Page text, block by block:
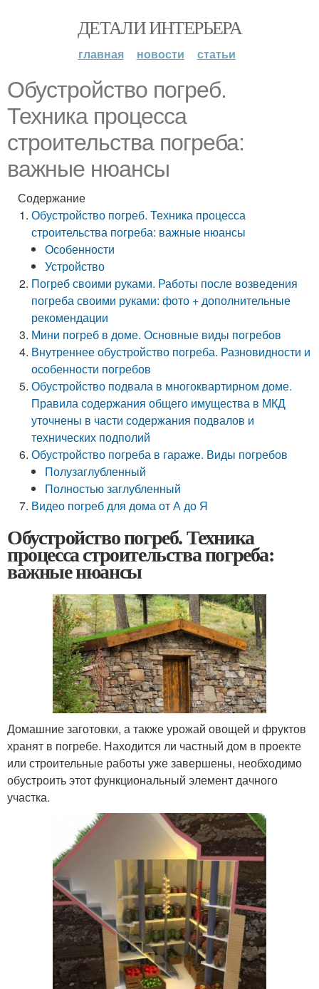
ДЕТАЛИ ИНТЕРЬЕРА
главная новости статьи
Обустройство погреб.
Техника процесса
строительства погреба:
важные нюансы
Содержание
Обустройство погреб. Техника процесса
строительства погреба: важные нюансы
Особенности
Устройство
Погреб своими руками. Работы после возведения
погреба своими руками: фото + дополнительные
рекомендации
Мини погреб в доме. Основные виды погребов
Внутреннее обустройство погреба. Разновидности и
особенности погребов
Обустройство подвала в многоквартирном доме.
Правила содержания общего имущества в МКД
уточнены в части содержания подвалов и
технических подполий
Обустройство погреба в гараже. Виды погребов
Полузаглубленный
Полностью заглубленный
Видео погреб для дома от А до Я
Обустройство погреб. Техника
процесса строительства погреба:
важные нюансы
Домашние заготовки, а также урожай овощей и фруктов
хранят в погребе. Находится ли частный дом в проекте
или строительные работы уже завершены, необходимо
обустроить этот функциональный элемент дачного
участка.